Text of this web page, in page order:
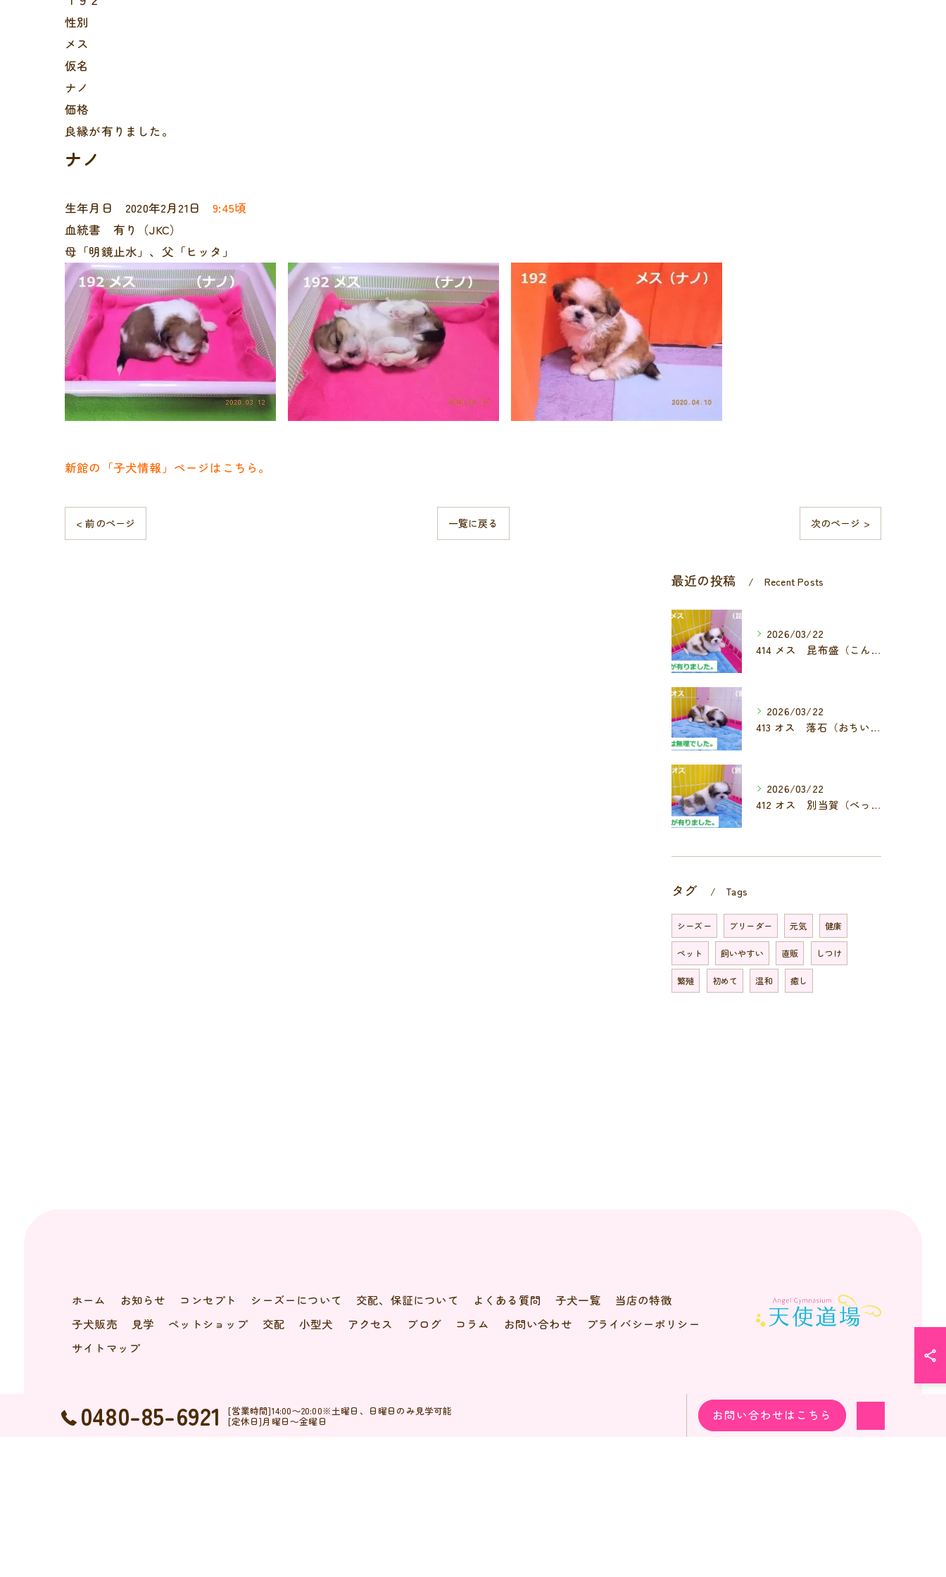
性別
メス
仮名
ナノ
価格
良縁が有りました。
ナノ
生年月日 2020年2月21日9:45頃
血統書 有り（JKC）
母「明鏡止水」、父「ヒッタ」
新館の「子犬情報」ページはこちら。
< 前のページ 一覧に戻る 次のページ >
最近の投稿 Recent Posts
2026/03/22
414 メス 昆布盛（こんぶもり）
2026/03/22
413 オス 落石（おちいし）
2026/03/22
412 オス 別当賀（べっとが）
タグ Tags
シーズー ブリーダー 元気 健康
ペット 飼いやすい 直販 しつけ
繁殖 初めて 温和 癒し
0480-85-6921 [営業時間]14:00～20:00※土曜日、日曜日のみ見学可能
[定休日]月曜日～金曜日 お問い合わせはこちら
ホーム お知らせ コンセプト シーズーについて 交配、保証について よくある質問 子犬一覧
当店の特徴
子犬販売
見学 ペットショップ 交配 小型犬 アクセス ブログ コラム お問い合わせ
プライバシーポリシー
サイトマップ